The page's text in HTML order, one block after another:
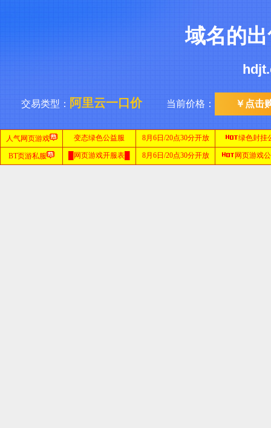
域名的
交易类型： 阿里云一口价 当前价格： ￥点击